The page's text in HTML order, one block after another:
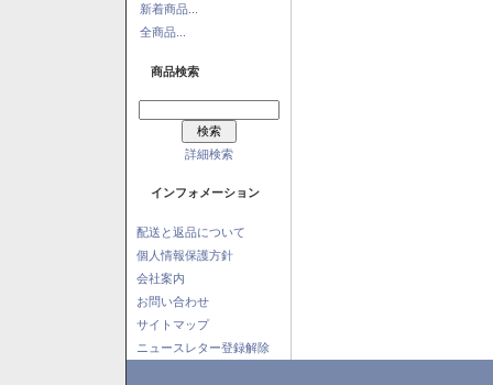
新着商品...
全商品...
商品検索
詳細検索
インフォメーション
配送と返品について
個人情報保護方針
会社案内
お問い合わせ
サイトマップ
ニュースレター登録解除